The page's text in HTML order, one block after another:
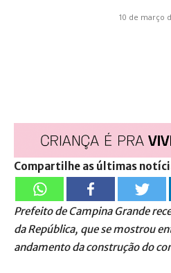
10 de março
Compartilhe as últimas
Prefeito de Campina Grande
da República, que se mostrou
andamento da construção do